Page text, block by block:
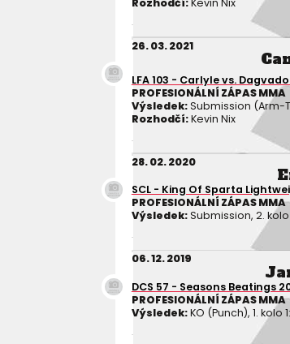
26. 03. 2021
LFA 103 - Carlyle vs.
PROFESIONÁLNÍ ZÁPAS MMA
Výsledek:Submission (Arm-
Rozhodčí:Kevin Nix
28. 02. 2020
SCL - King Of Sparta
PROFESIONÁLNÍ ZÁPAS MMA
Výsledek:Submission, 2. kolo
06. 12. 2019
DCS 57 - Seasons Beatings
PROFESIONÁLNÍ ZÁPAS MMA
Výsledek:KO (Punch), 1. kolo